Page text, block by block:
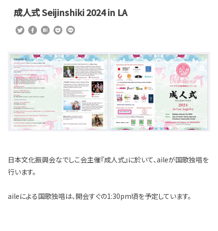
成人式 Seijinshiki 2024 in LA
日本文化振興会なでしこ会主催『成人式』に於いて、aileが国歌独唱を
行います。
aileによる国歌独唱は、開会すぐの1:30pm頃を予定しています。